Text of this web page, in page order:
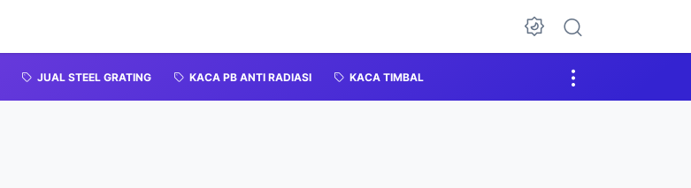
JUAL STEEL GRATING KACA PB ANTI RADIASI KACA TIMBAL